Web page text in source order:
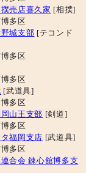
売店喜久家 [相撲]
多区
城支部 [テコンド
多区
多区
[武道具]
多区
山王支部 [剣道]
多区
福岡支店 [武道具]
多区
合会 錬心舘博多支